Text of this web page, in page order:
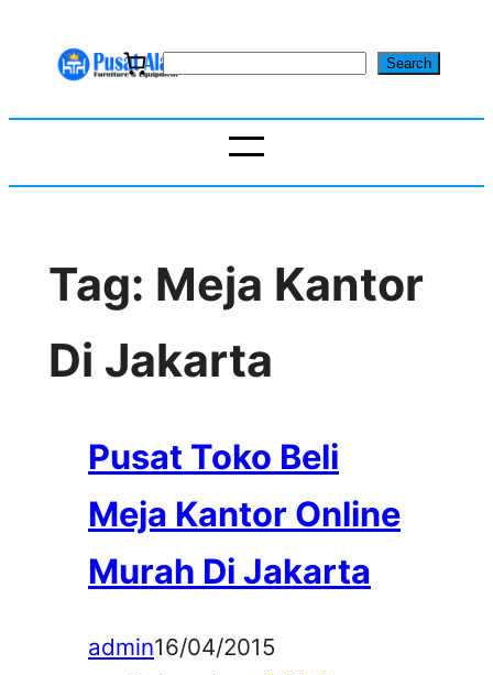
S
r
Search
Tag: Meja Kantor
Di Jakarta
Pusat Toko Beli
Meja Kantor Online
Murah Di Jakarta
admin16/04/2015